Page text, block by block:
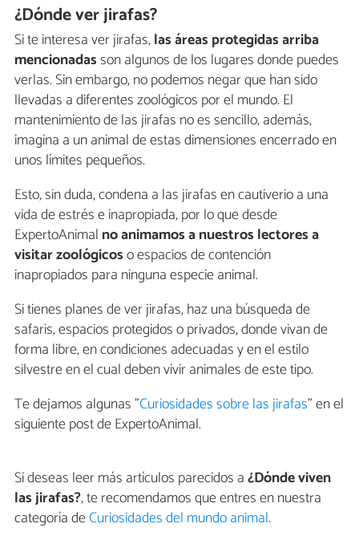
¿Dónde ver jirafas?
Si te interesa ver jirafas,las áreas protegidas arriba
mencionadasson algunos de los lugares donde puedes
verlas. Sin embargo, no podemos negar que han sido
llevadas a diferentes zoológicos por el mundo. El
mantenimiento de las jirafas no es sencillo, además,
imagina a un animal de estas dimensiones encerrado en
unos límites pequeños.
Esto, sin duda, condena a las jirafas en cautiverio a una
vida de estrés e inapropiada, por lo que desde
ExpertoAnimal no animamos a nuestros lectores a
visitar zoológicoso espacios de contención
inapropiados para ninguna especie animal.
Si tienes planes de ver jirafas, haz una búsqueda de
safaris, espacios protegidos o privados, donde vivan de
forma libre, en condiciones adecuadas y en el estilo
silvestre en el cual deben vivir animales de este tipo.
Te dejamos algunas "Curiosidades sobre las jirafas" en el
siguiente post de ExpertoAnimal.
Si deseas leer más artículos parecidos a¿Dónde viven
las jirafas?, te recomendamos que entres en nuestra
categoría deCuriosidades del mundo animal.